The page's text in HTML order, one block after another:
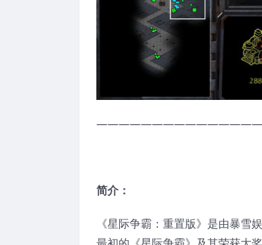
简介：
《星际争霸：重置版》是由暴